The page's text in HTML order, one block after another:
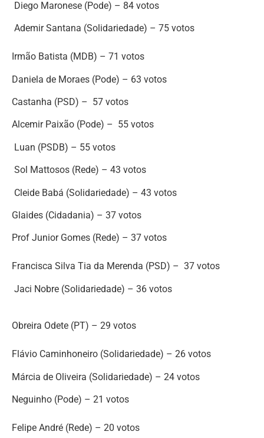
Diego Maronese (Pode) – 84 votos
Ademir Santana (Solidariedade) – 75 votos
Irmão Batista (MDB) – 71 votos
Daniela de Moraes (Pode) – 63 votos
Castanha (PSD) – 57 votos
Alcemir Paixão (Pode) – 55 votos
Luan (PSDB) – 55 votos
Sol Mattosos (Rede) – 43 votos
Cleide Babá (Solidariedade) – 43 votos
Glaides (Cidadania) – 37 votos
Prof Junior Gomes (Rede) – 37 votos
Francisca Silva Tia da Merenda (PSD) – 37 votos
Jaci Nobre (Solidariedade) – 36 votos
Obreira Odete (PT) – 29 votos
Flávio Caminhoneiro (Solidariedade) – 26 votos
Márcia de Oliveira (Solidariedade) – 24 votos
Neguinho (Pode) – 21 votos
Felipe André (Rede) – 20 votos